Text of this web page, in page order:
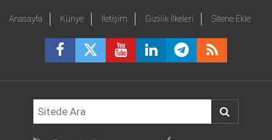
Anasayfa Künye İletişim Gizlilik İlkeleri Sitene Ekle